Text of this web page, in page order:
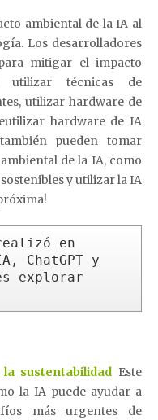
ambiental de la IA al
Los desarrolladores
mitigar el impacto
técnicas de
utilizar hardware de
hardware de IA
pueden tomar
de la IA, como
y utilizar la IA
en
ChatGPT y
explorar
sustentabilidad Este
la IA puede ayudar a
más urgentes de